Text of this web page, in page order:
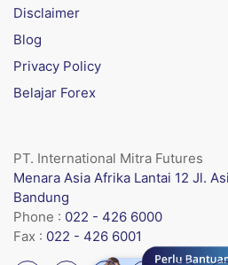
Disclaimer
Blog
Privacy Policy
Belajar Forex
PT. International Mitra Futures
Menara Asia Afrika Lantai 12 Jl.
Bandung
Phone : 022 - 426 6000
Fax : 022 - 426 6001